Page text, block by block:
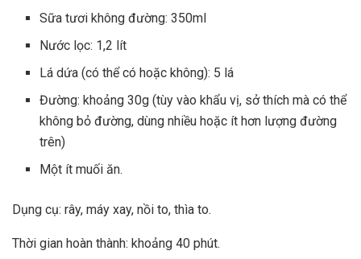
Sữa tươi không đường: 350ml
Nước lọc: 1,2 lít
Lá dứa (có thể có hoặc không): 5 lá
Đường: khoảng 30g (tùy vào khẩu vị, sở thích mà có thể
không bỏ đường, dùng nhiều hoặc ít hơn lượng đường
trên)
Một ít muối ăn.
Dụng cụ: rây, máy xay, nồi to, thìa to.
Thời gian hoàn thành: khoảng 40 phút.